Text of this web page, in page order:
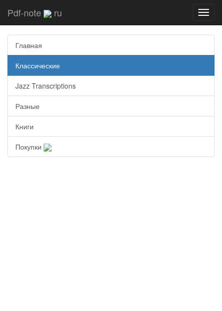
Pdf-note ru
Главная
Классические
Jazz Transcriptions
Разные
Книги
Покупки